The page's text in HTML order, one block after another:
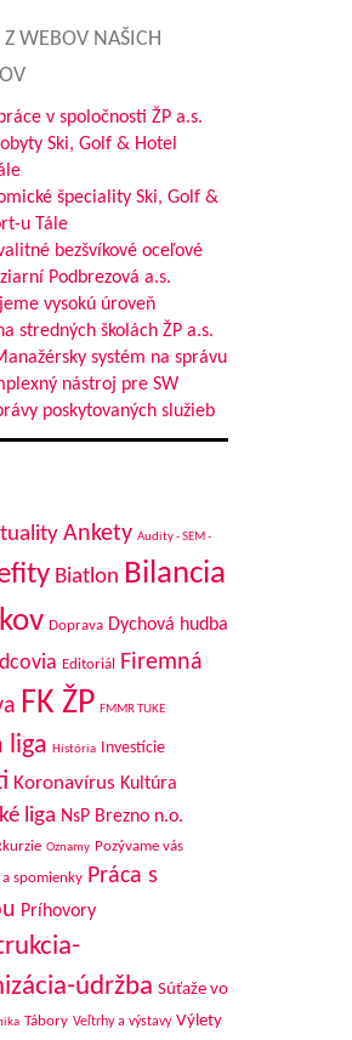
WEBOV NAŠICH
v spoločnosti ŽP a.s.
Ski, Golf & Hotel
špeciality Ski, Golf &
u Tále
bezšvíkové oceľové
Podbrezová a.s.
vysokú úroveň
stredných školách ŽP a.s.
systém na správu
nástroj pre SW
poskytovaných služieb
Ankety Audity - SEM -
Biatlon Bilancia
Doprava Dychová hudba
Editoriál
Firemná
FK ŽP FMMR TUKE
liga História Investície
Koronavírus Kultúra
liga NsP Brezno n.o.
Oznamy Pozývame vás
spomienky Práca s
Príhovory
údržba Súťaže vo
Tábory Veľtrhy a výstavy Výlety